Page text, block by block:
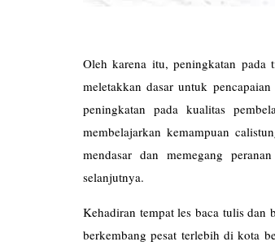
Oleh karena itu, peningkatan pada
meletakkan dasar untuk
peningkatan pada kualitas
membelajarkan kemampuan
mendasar dan memegang
selanjutnya.
Kehadiran tempat les baca tulis
berkembang pesat terlebih di kota